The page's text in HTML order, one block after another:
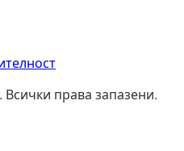
Всички права запазени.